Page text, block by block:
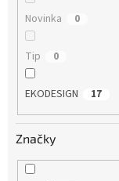
Novinka 0
Tip 0
EKODESIGN 17
Značky